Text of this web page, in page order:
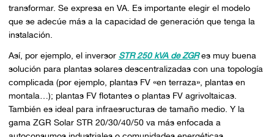
transformar. Se expresa en VA. Es importante elegir el modelo
que se adecúe más a la capacidad de generación que tenga la
instalación.
Así, por ejemplo, el inversor STR 250 kVA de ZGRes muy buena
solución para plantas solares descentralizadas con una topología
complicada (por ejemplo, plantas FV «en terraza», plantas en
montala…); plantas FV flotantes o plantas FV agrivoltaicas.
También es ideal para infraesructuras de tamaño medio. Y la
gama ZGR Solar STR 20/30/40/50 va más enfocada a